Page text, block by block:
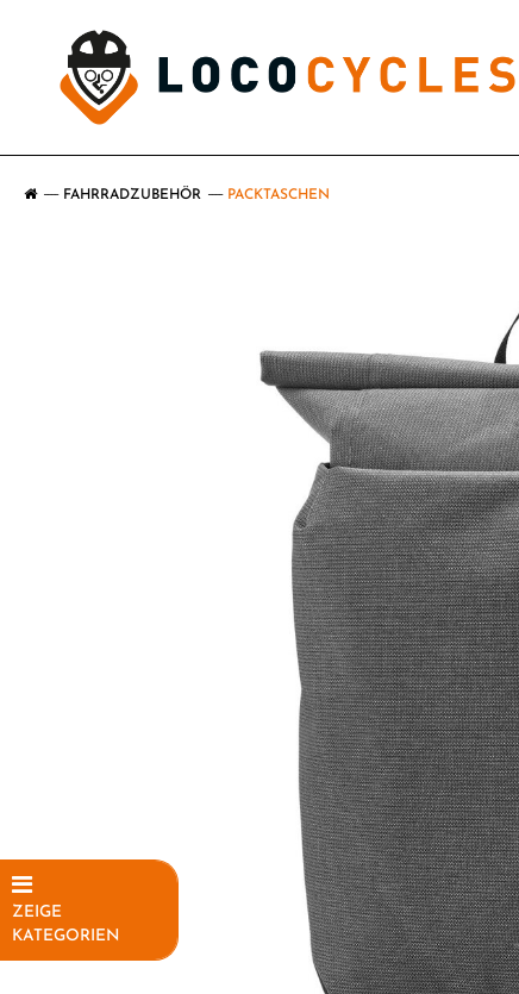
FAHRRADZUBEHÖR PACKTASCHEN
ZEIGE
KATEGORIEN